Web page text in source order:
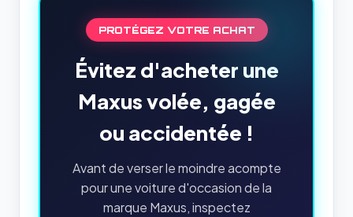
PROTÉGEZ VOTRE ACHAT
Évitez d'acheter une
Maxus volée, gagée
ou accidentée !
Avant de verser le moindre acompte
pour une voiture d'occasion de la
marque Maxus, inspectez